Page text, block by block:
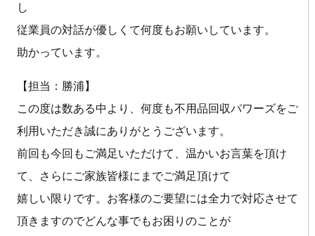
し
従業員の対話が優しくて何度もお願いしています。
助かっています。
【担当：勝浦】
この度は数ある中より、何度も不用品回収パワーズをご
利用いただき誠にありがとうございます。
前回も今回もご満足いただけて、温かいお言葉を頂け
て、さらにご家族皆様にまでご満足頂けて
嬉しい限りです。お客様のご要望には全力で対応させて
頂きますのでどんな事でもお困りのことが